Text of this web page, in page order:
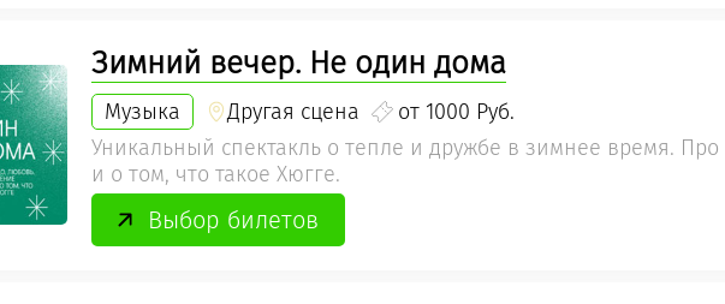
Зимний вечер. Не один дома
Музыка Другая сцена
от 1000 Руб.
Уникальный спектакль о тепле и дружбе в зимнее время.
и о том, что такое Хюгге.
Выбор билетов